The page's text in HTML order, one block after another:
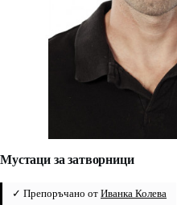
Мустаци за затворници
✓ Препоръчано от Иванка Колева